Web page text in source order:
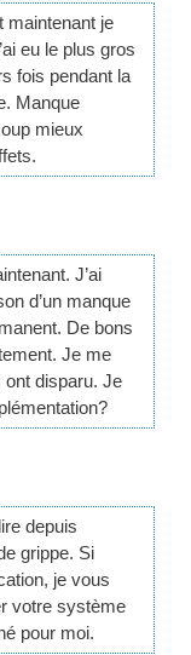
maintenant je
eu le plus gros
fois pendant la
Manque
mieux
J’ai
d’un manque
De bons
Je me
disparu. Je
depuis
grippe. Si
je vous
votre système
pour moi.